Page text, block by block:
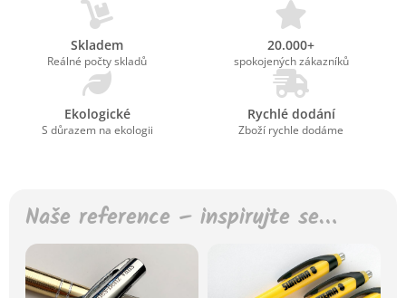
Skladem
Reálné počty skladů
20.000+
spokojených zákazníků
Ekologické
S důrazem na ekologii
Rychlé dodání
Zboží rychle dodáme
Naše reference – inspirujte se…